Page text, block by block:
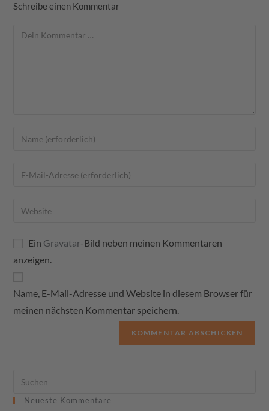
Schreibe einen Kommentar
Ein Gravatar-Bild neben meinen Kommentaren
anzeigen.
Name, E-Mail-Adresse und Website in diesem Browser für
meinen nächsten Kommentar speichern.
Neueste Kommentare